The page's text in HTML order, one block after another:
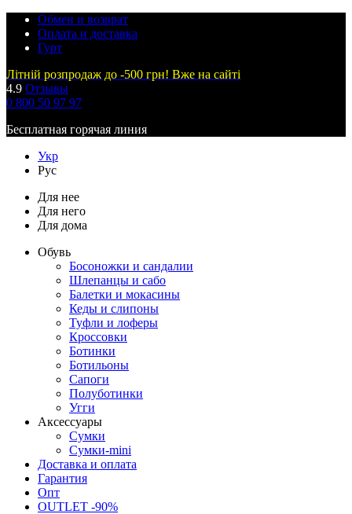
Обмен и возврат
Оплата и доставка
Гурт
Літній розпродаж до -500 грн! Вже на сайті
4.9 Отзывы
0 800 50 97 97
Бесплатная горячая линия
Укр
Рус
Для нее
Для него
Для дома
Обувь
Босоножки и сандалии
Шлепанцы и сабо
Балетки и мокасины
Кеды и слипоны
Туфли и лоферы
Кроссовки
Ботинки
Ботильоны
Сапоги
Полуботинки
Угги
Аксессуары
Сумки
Сумки-mini
Доставка и оплата
Гарантия
Опт
OUTLET -90%